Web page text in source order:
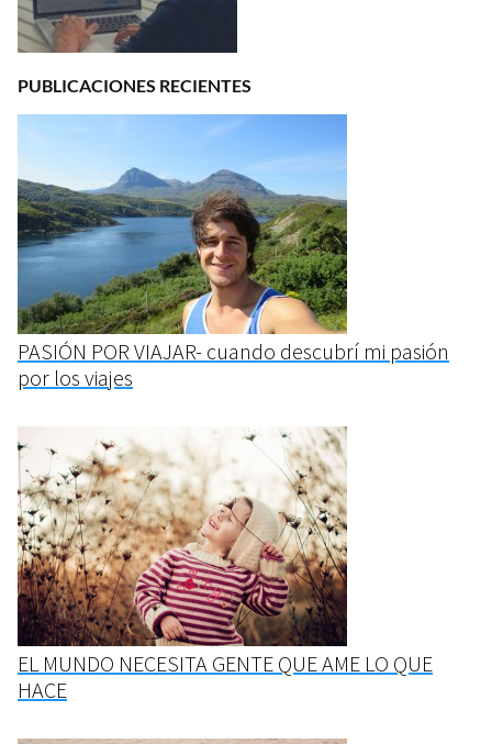
PUBLICACIONES RECIENTES
PASIÓN POR VIAJAR- cuando descubrí mi pasión
por los viajes
EL MUNDO NECESITA GENTE QUE AME LO QUE
HACE